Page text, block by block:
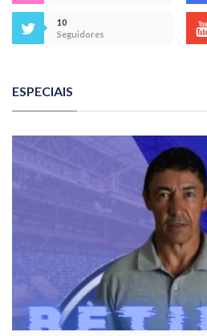
10
Seguidores
ESPECIAIS